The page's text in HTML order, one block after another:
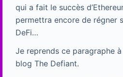
qui a fait le succès
permettra encore de régner
DeFi…
Je reprends ce paragraphe à
blog The Defiant.